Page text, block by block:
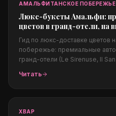
АМАЛЬФИТАНСКОЕ ПОБЕРЕЖЬЕ
Люкс-букеты Амальфи:
цветов в гранд-отели, на
побережья
Гид по люкс-доставке цветов
побережье: премиальные
гранд-отели (Le Sirenuse, Il
композиции, как заказать из-
Читать
ХВАР